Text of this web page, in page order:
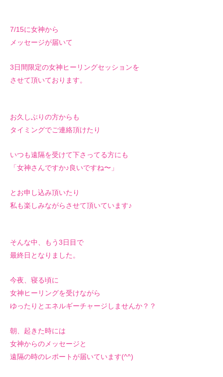
7/15に女神から
メッセージが届いて
3日間限定の女神ヒーリングセッションを
させて頂いております。
お久しぶりの方からも
タイミングでご連絡頂けたり
いつも遠隔を受けて下さってる方にも
「女神さんですか♪良いですね〜」
とお申し込み頂いたり
私も楽しみながらさせて頂いています♪
そんな中、もう3日目で
最終日となりました。
今夜、寝る頃に
女神ヒーリングを受けながら
ゆったりとエネルギーチャージしませんか？？
朝、起きた時には
女神からのメッセージと
遠隔の時のレポートが届いています(^^)